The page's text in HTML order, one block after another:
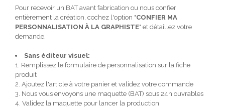
Pour recevoir un BAT avant fabrication ou nous confier
entièrement la création, cochez l'option "CONFIER MA
PERSONNALISATION À LA GRAPHISTE" et détaillez votre
demande.
Sans éditeur visuel:
1. Remplissez le formulaire de personnalisation sur la fiche
produit
2. Ajoutez l'article à votre panier et validez votre commande
3. Nous vous envoyons une maquette (BAT) sous 24h ouvrables
4. Validez la maquette pour lancer la production